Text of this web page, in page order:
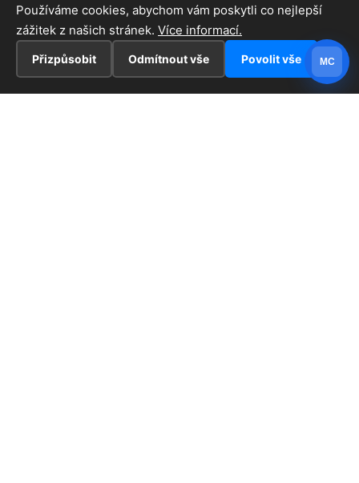
Používáme cookies, abychom vám poskytli co nejlepší
zážitek z našich stránek. Více informací.
Přizpůsobit Odmítnout vše Povolit vše MC